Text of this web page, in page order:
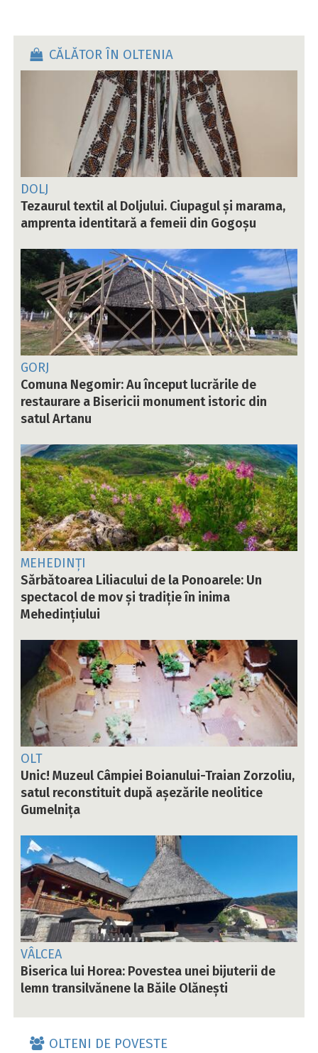
CĂLĂTOR ÎN OLTENIA
DOLJ
Tezaurul textil al Doljului. Ciupagul și marama,
amprenta identitară a femeii din Gogoșu
GORJ
Comuna Negomir: Au început lucrările de
restaurare a Bisericii monument istoric din
satul Artanu
MEHEDINȚI
Sărbătoarea Liliacului de la Ponoarele: Un
spectacol de mov și tradiție în inima
Mehedințiului
OLT
Unic! Muzeul Câmpiei Boianului-Traian Zorzoliu,
satul reconstituit după așezările neolitice
Gumelnița
VÂLCEA
Biserica lui Horea: Povestea unei bijuterii de
lemn transilvănene la Băile Olănești
OLTENI DE POVESTE